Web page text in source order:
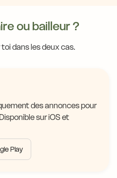
ou bailleur ?
dans les deux cas.
des annonces pour
sur iOS et
Play